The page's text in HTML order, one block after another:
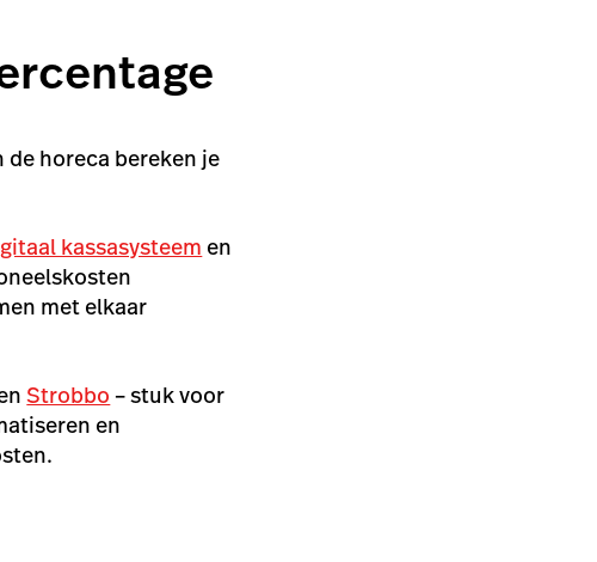
horeca bereken je
kassasysteem en
met elkaar
Strobbo – stuk voor
en